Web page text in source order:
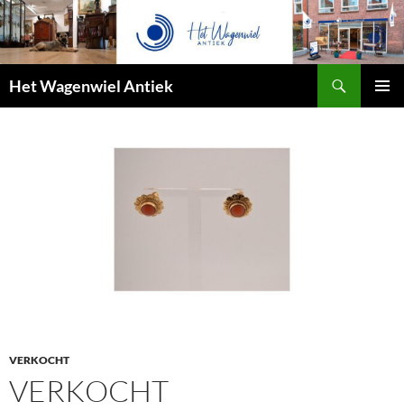
Het Wagenwiel Antiek
VERKOCHT
VERKOCHT